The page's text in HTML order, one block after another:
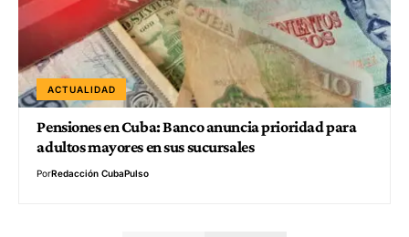
ACTUALIDAD
Pensiones en Cuba: Banco anuncia prioridad para
adultos mayores en sus sucursales
PorRedacción CubaPulso